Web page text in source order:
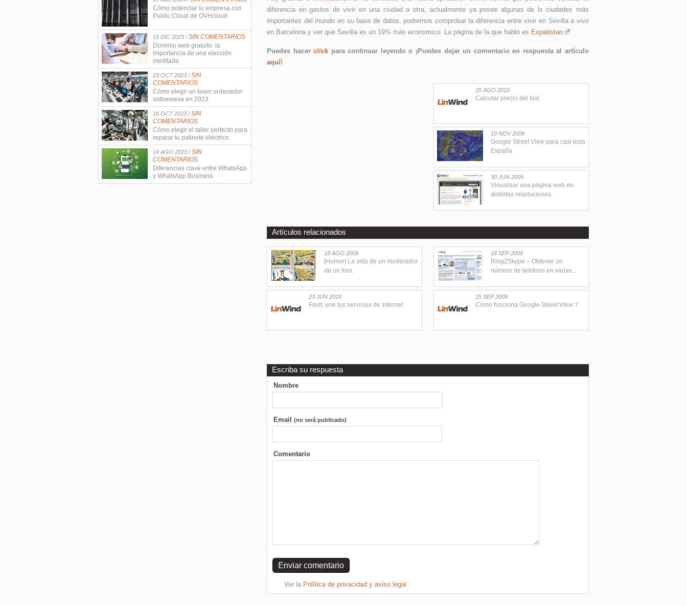
diferencia en gastos de vivir en una ciudad a otra, actualmente ya posee algunas de ls ciudades más
importantes del mundo en su base de datos, podremos comprobar la diferencia entre vivir en Sevilla a vivir
en Barcelona y ver que Sevilla es un 19% más economico. La página de la que hablo es Expatistan
Puedes hacerclickpara continuar leyendo o ¡Puedes dejar un comentario en respuesta al artículo
aquí!
25 AGO 2010
Calcular precio del taxi
10 NOV 2009
Google Street View para casi toda
España
30 JUN 2009
Visualizar una página web en
distintas resoluciones.
Artículos relacionados
18 SEP 2009
Ring2Skype – Obtener un
número de teléfono en varias...
18 AGO 2009
[Humor] La vida de un moderador
de un foro.
15 SEP 2009
Como funciona Google Street View ?
23 JUN 2010
Favit, une tus servicios de Internet
Escriba su respuesta
Nombre
Email (no será publicado)
Comentario
Ver la Política de privacidad y aviso legal
Cómo potenciar tu empresa con
Public Cloud de OVHcloud
15 DIC 2023 /SIN COMENTARIOS
Dominio web gratuito: la
importancia de una elección
meditada
23 OCT 2023 /SIN
COMENTARIOS
Cómo elegir un buen ordenador
sobremesa en 2023
16 OCT 2023 /SIN
COMENTARIOS
Cómo elegir el taller perfecto para
reparar tu patinete eléctrico
14 AGO 2023 /SIN
COMENTARIOS
Diferencias clave entre WhatsApp
y WhatsApp Business